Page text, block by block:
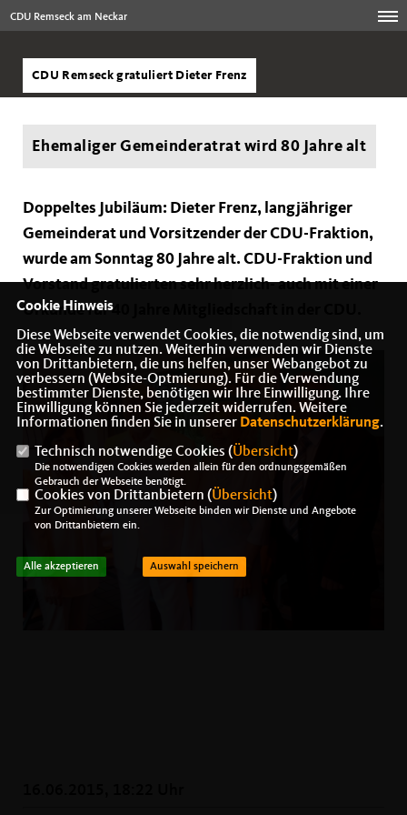
CDU Remseck am Neckar
CDU Remseck gratuliert Dieter Frenz
Ehemaliger Gemeinderatrat wird 80 Jahre alt
Doppeltes Jubiläum: Dieter Frenz, langjähriger
Gemeinderat und Vorsitzender der CDU-Fraktion,
wurde am Sonntag 80 Jahre alt. CDU-Fraktion und
Vorstand gratulierten sehr herzlich- auch mit einer
Urkunde für 40 Jahre Mitgliedschaft in der CDU.
Cookie Hinweis
Diese Webseite verwendet Cookies, die notwendig sind, um
die Webseite zu nutzen. Weiterhin verwenden wir Dienste
von Drittanbietern, die uns helfen, unser Webangebot zu
verbessern (Website-Optmierung). Für die Verwendung
bestimmter Dienste, benötigen wir Ihre Einwilligung. Ihre
Einwilligung können Sie jederzeit widerrufen. Weitere
Informationen finden Sie in unserer Datenschutzerklärung.
Technisch notwendige Cookies (Übersicht)
Die notwendigen Cookies werden allein für den ordnungsgemäßen
Gebrauch der Webseite benötigt.
Cookies von Drittanbietern (Übersicht)
Zur Optimierung unserer Webseite binden wir Dienste und Angebote
von Drittanbietern ein.
Alle akzeptieren Auswahl speichern